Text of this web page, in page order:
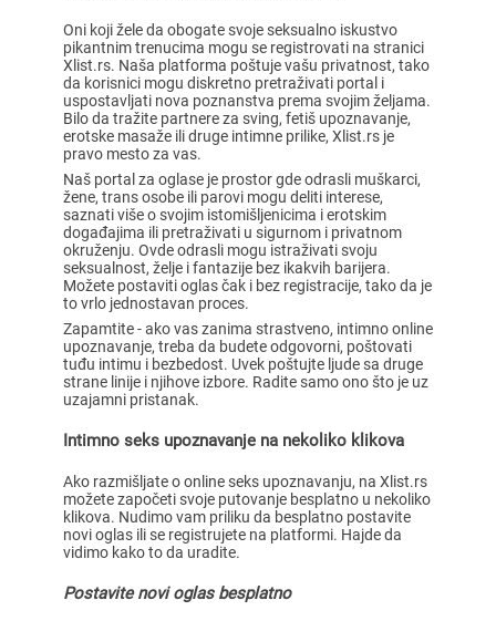
Oni koji žele da obogate svoje seksualno iskustvo
pikantnim trenucima mogu se registrovati na stranici
Xlist.rs. Naša platforma poštuje vašu privatnost, tako
da korisnici mogu diskretno pretraživati portal i
uspostavljati nova poznanstva prema svojim željama.
Bilo da tražite partnere za sving, fetiš upoznavanje,
erotske masaže ili druge intimne prilike, Xlist.rs je
pravo mesto za vas.
Naš portal za oglase je prostor gde odrasli muškarci,
žene, trans osobe ili parovi mogu deliti interese,
saznati više o svojim istomišljenicima i erotskim
događajima ili pretraživati u sigurnom i privatnom
okruženju. Ovde odrasli mogu istraživati svoju
seksualnost, želje i fantazije bez ikakvih barijera.
Možete postaviti oglas čak i bez registracije, tako da je
to vrlo jednostavan proces.
Zapamtite - ako vas zanima strastveno, intimno online
upoznavanje, treba da budete odgovorni, poštovati
tuđu intimu i bezbedost. Uvek poštujte ljude sa druge
strane linije i njihove izbore. Radite samo ono što je uz
uzajamni pristanak.
Intimno seks upoznavanje na nekoliko klikova
Ako razmišljate o online seks upoznavanju, na Xlist.rs
možete započeti svoje putovanje besplatno u nekoliko
klikova. Nudimo vam priliku da besplatno postavite
novi oglas ili se registrujete na platformi. Hajde da
vidimo kako to da uradite.
Postavite novi oglas besplatno